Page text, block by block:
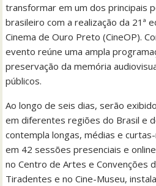
transformar em um dos principais
brasileiro com a realização da 21ª
Cinema de Ouro Preto (CineOP).
evento reúne uma ampla
preservação da memória
públicos.
Ao longo de seis dias, serão
em diferentes regiões do Brasil e
contempla longas, médias e
em 42 sessões presenciais e
no Centro de Artes e Convenções
Tiradentes e no Cine-Museu,